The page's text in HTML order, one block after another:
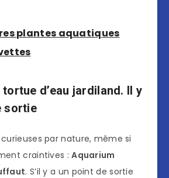
plantes aquatiques
d’eau jardiland. Il y
sortie
par nature, même si
craintives :Aquarium
. S’il y a un point de sortie